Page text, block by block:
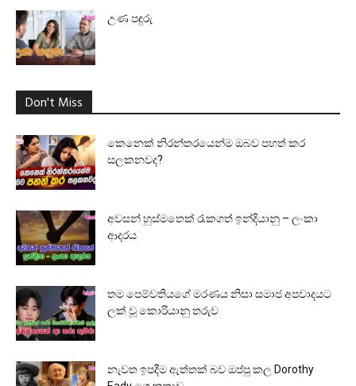
උණ පඳුරු
Don't Miss
කෙනෙක් නිරන්තරයෙන්ම ඔබව පහත් කර
සලකනවද?
අවසන් හුස්මතෙක් රැකගත් ඉන්දියානු – ලංකා
ආදරය
තම පෙම්වතියගේ මරණය නිසා සමාජ අපවාදයට
ලක් වූ කොරියානු තරුව
නැවත ඉපදීම ඇත්තක් බව ඔප්පු කල Dorothy